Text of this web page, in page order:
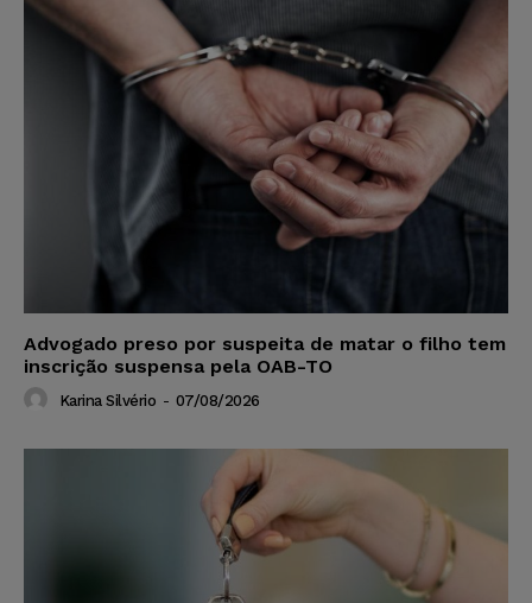
Advogado preso por suspeita de matar o filho tem
inscrição suspensa pela OAB-TO
Karina Silvério - 07/08/2026